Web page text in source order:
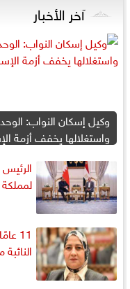
آخر الأخبار
وكيل إسكان النواب:
واستغلالها يخفف أزمة
لمملكة
11